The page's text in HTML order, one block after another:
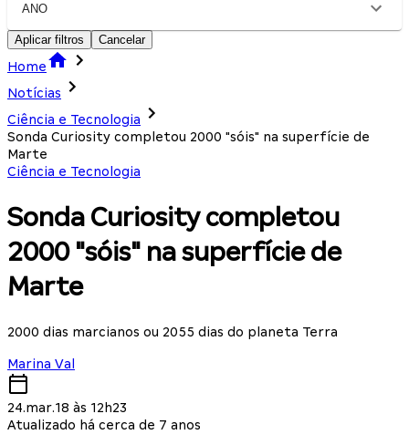
ANO
Aplicar filtros Cancelar
Home
Notícias
Ciência e Tecnologia
Sonda Curiosity completou 2000 "sóis" na superfície de
Marte
Ciência e Tecnologia
Sonda Curiosity completou
2000 "sóis" na superfície de
Marte
2000 dias marcianos ou 2055 dias do planeta Terra
Marina Val
24.mar.18 às 12h23
Atualizado há cerca de 7 anos